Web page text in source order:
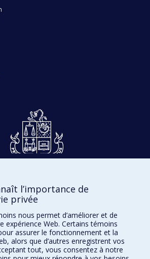
l’importance de
privée
nous permet d’améliorer et de
expérience Web. Certains témoins
assurer le fonctionnement et la
alors que d’autres enregistrent vos
tout, vous consentez à notre